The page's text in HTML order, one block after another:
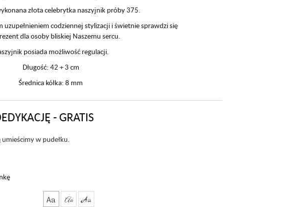
złota celebrytka naszyjnik próby 375.
uzupełnieniem codziennej stylizacji i świetnie sprawdzi się
dla osoby bliskiej Naszemu sercu.
posiada możliwość regulacji.
Długość: 42 + 3 cm
Średnica kółka: 8 mm
- GRATIS
w pudełku.
Aa Aa Aa